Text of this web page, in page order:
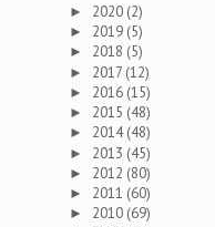
► 2020 (2)
► 2019 (5)
► 2018 (5)
► 2017 (12)
► 2016 (15)
► 2015 (48)
► 2014(48)
► 2013 (45)
► 2012 (80)
► 2011 (60)
► 2010 (69)